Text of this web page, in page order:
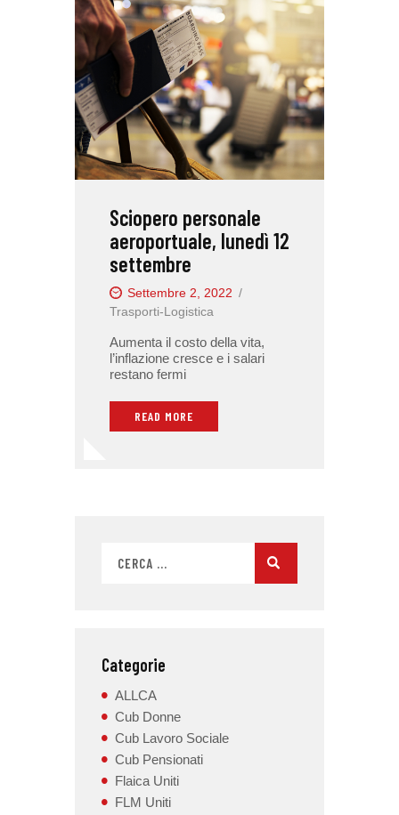
Sciopero personale
aeroportuale, lunedì 12
settembre
Settembre 2, 2022
Trasporti-Logistica
Aumenta il costo della vita,
l’inflazione cresce e i salari
restano fermi
READ MORE
Categorie
ALLCA
Cub Donne
Cub Lavoro Sociale
Cub Pensionati
Flaica Uniti
FLM Uniti